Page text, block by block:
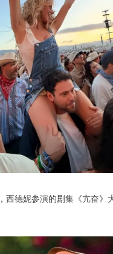
西德妮参演的剧集《亢奋》